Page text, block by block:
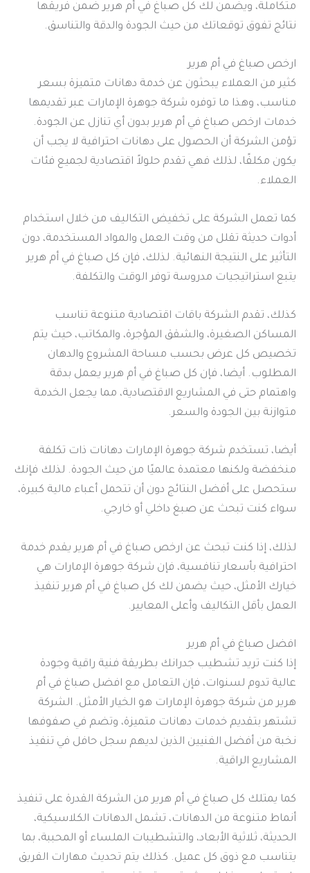
متكاملة، ويضمن لك كل صباغ في أم هرير ضمن فريقها
نتائج تفوق توقعاتك من حيث الجودة والدقة والتناسق.
ارخص صباغ في أم هرير
كثير من العملاء يبحثون عن خدمة دهانات متميزة بسعر
مناسب، وهذا ما توفره شركة جوهرة الإمارات عبر تقديمها
خدمات ارخص صباغ في أم هرير بدون أي تنازل عن الجودة.
تؤمن الشركة أن الحصول على دهانات احترافية لا يجب أن
يكون مكلفًا، لذلك فهي تقدم حلولاً اقتصادية لجميع فئات
العملاء.
كما تعمل الشركة على تخفيض التكاليف من خلال استخدام
أدوات حديثة تقلل من وقت العمل والمواد المستخدمة، دون
التأثير على النتيجة النهائية. لذلك، فإن كل صباغ في أم هرير
يتبع استراتيجيات مدروسة توفر الوقت والتكلفة.
كذلك، تقدم الشركة باقات اقتصادية متنوعة تناسب
المساكن الصغيرة، والشقق المؤجرة، والمكاتب، حيث يتم
تخصيص كل عرض بحسب مساحة المشروع والدهان
المطلوب. أيضا، فإن كل صباغ في أم هرير يعمل بدقة
واهتمام حتى في المشاريع الاقتصادية، مما يجعل الخدمة
متوازنة بين الجودة والسعر.
أيضا، تستخدم شركة جوهرة الإمارات دهانات ذات تكلفة
منخفضة ولكنها معتمدة عالميًا من حيث الجودة. لذلك فإنك
ستحصل على أفضل النتائج دون أن تتحمل أعباء مالية كبيرة،
سواء كنت تبحث عن صبغ داخلي أو خارجي.
لذلك، إذا كنت تبحث عن ارخص صباغ في أم هرير يقدم خدمة
احترافية بأسعار تنافسية، فإن شركة جوهرة الإمارات هي
خيارك الأمثل، حيث يضمن لك كل صباغ في أم هرير تنفيذ
العمل بأقل التكاليف وأعلى المعايير.
افضل صباغ في أم هرير
إذا كنت تريد تشطيب جدرانك بطريقة فنية راقية وجودة
عالية تدوم لسنوات، فإن التعامل مع افضل صباغ في أم
هرير من شركة جوهرة الإمارات هو الخيار الأمثل. الشركة
تشتهر بتقديم خدمات دهانات متميزة، وتضم في صفوفها
نخبة من أفضل الفنيين الذين لديهم سجل حافل في تنفيذ
المشاريع الراقية.
كما يمتلك كل صباغ في أم هرير من الشركة القدرة على تنفيذ
أنماط متنوعة من الدهانات، تشمل الدهانات الكلاسيكية،
الحديثة، ثلاثية الأبعاد، والتشطيبات الملساء أو المحببة، بما
يتناسب مع ذوق كل عميل. كذلك يتم تحديث مهارات الفريق